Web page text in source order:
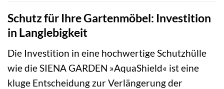
Schutz für Ihre Gartenmöbel: Investition
in Langlebigkeit
Die Investition in eine hochwertige Schutzhülle
wie die SIENA GARDEN »AquaShield« ist eine
kluge Entscheidung zur Verlängerung der